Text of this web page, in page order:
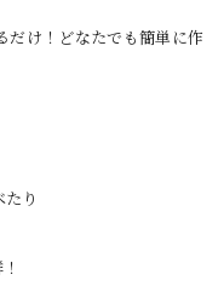
だけ！どなたでも簡単に作
り